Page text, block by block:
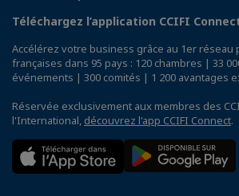
Téléchargez l’application CCIFI
Accélérez votre business grâce au 1er
françaises dans 95 pays : 120 chambres | 33
événements | 300 comités | 1 200 avantages
Réservée exclusivement aux membres des
l'International, découvrez l'app CCIFI Connect.